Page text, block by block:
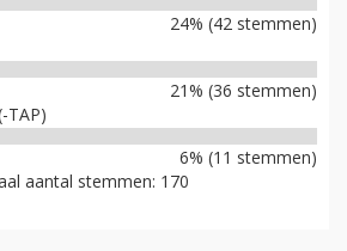
24% (42 stemmen)
21% (36 stemmen)
TAP)
6% (11 stemmen)
aantal stemmen: 170